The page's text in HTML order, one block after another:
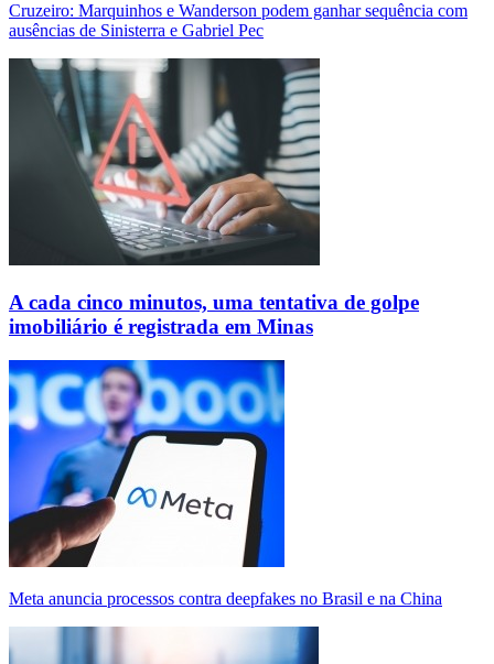
Cruzeiro: Marquinhos e Wanderson podem ganhar sequência com
ausências de Sinisterra e Gabriel Pec
A cada cinco minutos, uma tentativa de golpe
imobiliário é registrada em Minas
Meta anuncia processos contra deepfakes no Brasil e na China